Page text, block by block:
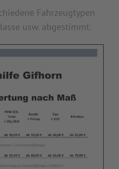
Fahrzeugtypen
usw. abgestimmt.